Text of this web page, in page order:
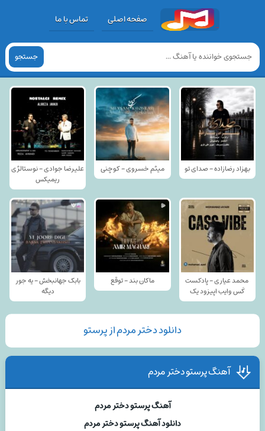
صفحه اصلی تماس با ما
جستجو
بهزاد رضازاده - صدای تو میثم خسروی - کوچنی
علیرضا جوادی - نوستالژی
ریمیکس
محمد عیاری - پادکست
کَس وایب اپیزود یک
ماکان بند - توقع
بابک جهانبخش - یه جور
دیگه
دانلود دختر مردم از پرستو
آهنگ پرستو دختر مردم
آهنگ پرستو دختر مردم
دانلود آهنگ پرستو دختر مردم